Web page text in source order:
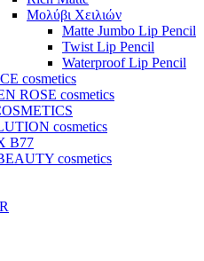
Μολύβι Χειλιών
Matte Jumbo Lip Pencil
Twist Lip Pencil
Waterproof Lip Pencil
cosmetics
ROSE cosmetics
cosmetics
B77
cosmetics